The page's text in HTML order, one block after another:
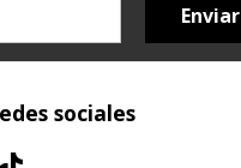
Enviar
sociales